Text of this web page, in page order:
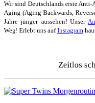
Wir sind Deutschlands erste
Aging (Aging Backwards,
Jahre jünger aussehen! Unser
Weg! Erlebt uns aufInstagram
Zeitlos